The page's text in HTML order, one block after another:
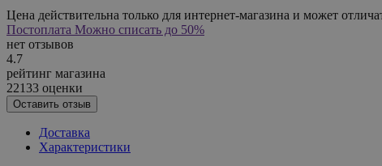
Цена действительна только для интернет-магазина и может
Постоплата Можно списать до 50%
нет отзывов
4.7
рейтинг магазина
22133 оценки
Оставить отзыв
Доставка
Характеристики